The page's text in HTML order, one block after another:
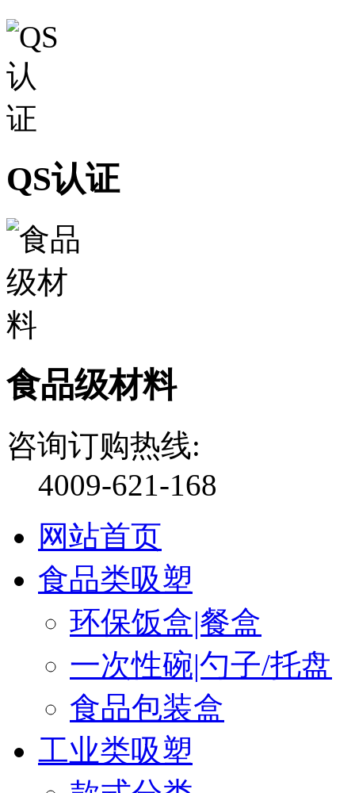
QS认证
食品级材料
咨询订购热线:
4009-621-168
网站首页
食品类吸塑
环保饭盒|餐盒
一次性碗|勺子/托盘
食品包装盒
工业类吸塑